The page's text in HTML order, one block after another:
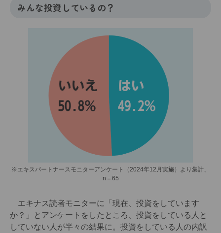
みんな投資しているの？
※エキスパートナースモニターアンケート（2024年12月実施）より集計、
n＝65
エキナス読者モニターに「現在、投資をしています
か？」とアンケートをしたところ、投資をしている人と
していない人が半々の結果に。投資をしている人の内訳